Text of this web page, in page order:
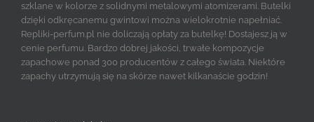
szklane w kolorze z solidnymi metalowymi atomizerami. Butelki
dzięki odkręcanemu gwintowi można wielokrotnie napełniać.
Repliki-perfum.pl nie doliczają opłaty za butelkę! Dostajesz ją w
cenie perfumu. Bardzo dobrej jakości, trwałe kompozycje
zapachowe ponad 300 producentów z całego świata. Niektóre
zapachy utrzymują się na skórze nawet kilkanaście godzin!